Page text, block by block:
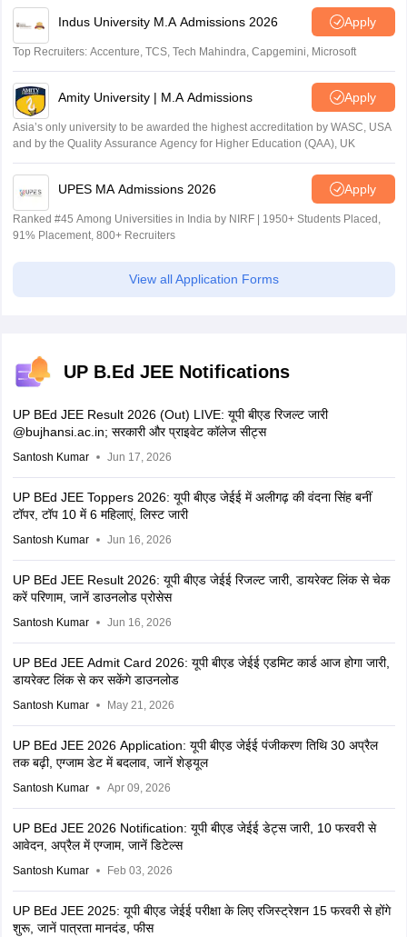
Indus University M.A Admissions 2026 Apply
Top Recruiters: Accenture, TCS, Tech Mahindra, Capgemini, Microsoft
Amity University | M.A Admissions Apply
Asia’s only university to be awarded the highest accreditation by WASC, USA
and by the Quality Assurance Agency for Higher Education (QAA), UK
UPES MA Admissions 2026 Apply
Ranked #45 Among Universities in India by NIRF | 1950+ Students Placed,
91% Placement, 800+ Recruiters
View all Application Forms
UP B.Ed JEE Notifications
UP BEd JEE Result 2026 (Out) LIVE: यूपी बीएड रिजल्ट जारी
@bujhansi.ac.in; सरकारी और प्राइवेट कॉलेज सीट्स
Santosh Kumar Jun 17, 2026
UP BEd JEE Toppers 2026: यूपी बीएड जेईई में अलीगढ़ की वंदना सिंह बनीं
टॉपर, टॉप 10 में 6 महिलाएं, लिस्ट जारी
Santosh Kumar Jun 16, 2026
UP BEd JEE Result 2026: यूपी बीएड जेईई रिजल्ट जारी, डायरेक्ट लिंक से चेक
करें परिणाम, जानें डाउनलोड प्रोसेस
Santosh Kumar Jun 16, 2026
UP BEd JEE Admit Card 2026: यूपी बीएड जेईई एडमिट कार्ड आज होगा जारी,
डायरेक्ट लिंक से कर सकेंगे डाउनलोड
Santosh Kumar May 21, 2026
UP BEd JEE 2026 Application: यूपी बीएड जेईई पंजीकरण तिथि 30 अप्रैल
तक बढ़ी, एग्जाम डेट में बदलाव, जानें शेड्यूल
Santosh Kumar Apr 09, 2026
UP BEd JEE 2026 Notification: यूपी बीएड जेईई डेट्स जारी, 10 फरवरी से
आवेदन, अप्रैल में एग्जाम, जानें डिटेल्स
Santosh Kumar Feb 03, 2026
UP BEd JEE 2025: यूपी बीएड जेईई परीक्षा के लिए रजिस्ट्रेशन 15 फरवरी से होंगे
शुरू, जानें पात्रता मानदंड, फीस